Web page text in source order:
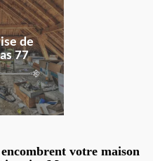
de
77
plus
votre maison